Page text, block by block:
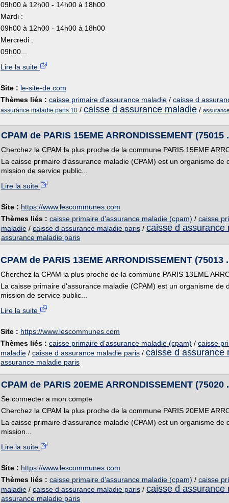
09h00 à 12h00 - 14h00 à 18h00
Mardi :
09h00 à 12h00 - 14h00 à 18h00
Mercredi :
09h00...
Lire la suite
Site : le-site-de.com
Thèmes liés : caisse primaire d'assurance maladie / caisse d
assurance maladie paris 10 / caisse d assurance maladie /
CPAM de PARIS 15EME ARRONDISSEMENT (75015
Cherchez la CPAM la plus proche de la commune PARIS 15EME
La caisse primaire d'assurance maladie (CPAM) est un organisme de
mission de service public...
Lire la suite
Site : https://www.lescommunes.com
Thèmes liés : caisse primaire d'assurance maladie (cpam) / caisse
maladie / caisse d assurance maladie paris / caisse d assurance
assurance maladie paris
CPAM de PARIS 13EME ARRONDISSEMENT (75013
Cherchez la CPAM la plus proche de la commune PARIS 13EME
La caisse primaire d'assurance maladie (CPAM) est un organisme de
mission de service public...
Lire la suite
Site : https://www.lescommunes.com
Thèmes liés : caisse primaire d'assurance maladie (cpam) / caisse
maladie / caisse d assurance maladie paris / caisse d assurance
assurance maladie paris
CPAM de PARIS 20EME ARRONDISSEMENT (75020
Se connecter a mon compte
Cherchez la CPAM la plus proche de la commune PARIS 20EME
La caisse primaire d'assurance maladie (CPAM) est un organisme de
mission...
Lire la suite
Site : https://www.lescommunes.com
Thèmes liés : caisse primaire d'assurance maladie (cpam) / caisse
maladie / caisse d assurance maladie paris / caisse d assurance
assurance maladie paris